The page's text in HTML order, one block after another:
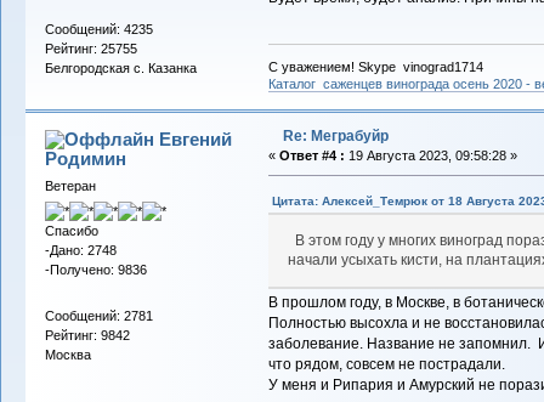
Сообщений: 4235
Рейтинг: 25755
Белгородская с. Казанка
С уважением! Skype vinograd1714
Каталог саженцев винограда осень 2020 -
Евгений
Родимин
Ветеран
Спасибо
-Дано: 2748
-Получено: 9836
Сообщений: 2781
Рейтинг: 9842
Москва
Re: Меграбуйр
« Ответ #4 : 19 Августа 2023, 09:58:28 »
Цитата: Алексей_Темрюк от 18 Августа
В этом году у многих виноград
начали усыхать кисти, на
В прошлом году, в Москве, в
Полностью высохла и не
заболевание. Название не запомнил.
что рядом, совсем не пострадали.
У меня и Рипария и Амурский не